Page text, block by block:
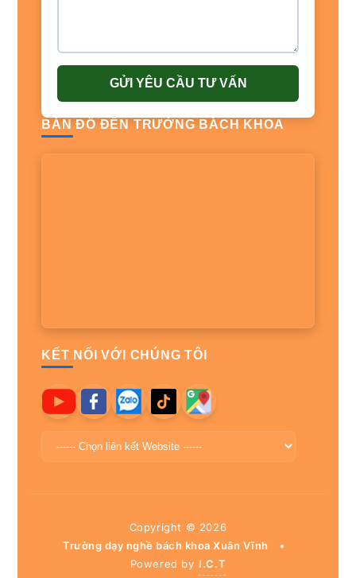
GỬI YÊU CẦU TƯ VẤN
BẢN ĐỒ ĐẾN TRƯỜNG BÁCH KHOA
KẾT NỐI VỚI CHÚNG TÔI
Copyright © 2026
Trường dạy nghề bách khoa Xuân Vĩnh
•
Powered by I.C.T